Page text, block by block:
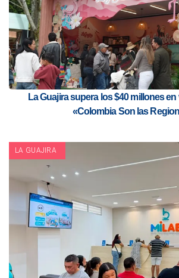
La Guajira supera los $40 millones
«Colombia Son las
LA GUAJIRA